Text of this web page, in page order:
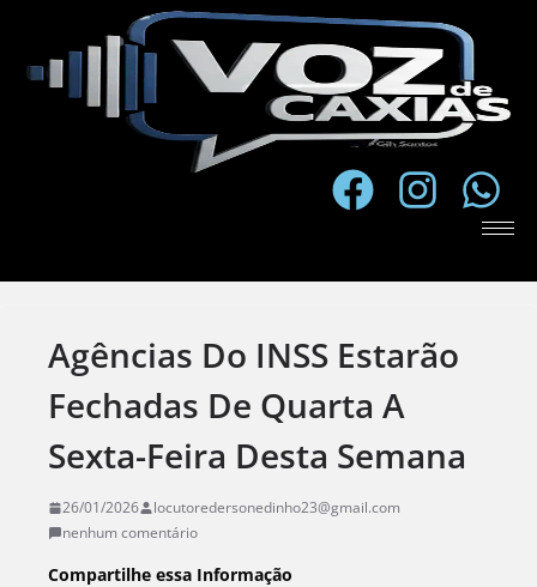
Agências Do INSS Estarão
Fechadas De Quarta A
Sexta-Feira Desta Semana
26/01/2026
locutoredersonedinho23@gmail.com
nenhum comentário
Compartilhe essa Informação